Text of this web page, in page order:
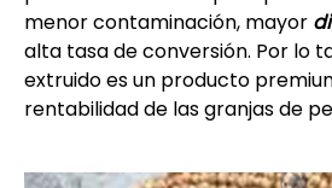
menor contaminación, mayor
alta tasa de conversión. Por lo
extruido es un producto
rentabilidad de las granjas de